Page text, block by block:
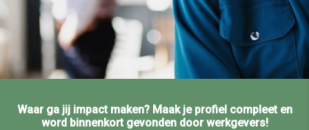
Waar ga jij impact maken? Maak je profiel compleet en
word binnenkort gevonden door werkgevers!